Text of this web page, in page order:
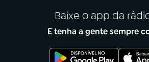
Baixe o app da
E tenha a gente sempre